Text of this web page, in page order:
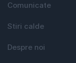
Comunicate
Stiri calde
Despre noi